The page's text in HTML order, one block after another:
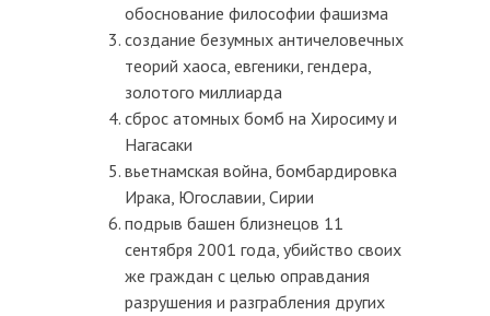
обоснование философии фашизма
создание безумных античеловечных
теорий хаоса, евгеники, гендера,
золотого миллиарда
сброс атомных бомб на Хиросиму и
Нагасаки
вьетнамская война, бомбардировка
Ирака, Югославии, Сирии
подрыв башен близнецов 11
сентября 2001 года, убийство своих
же граждан с целью оправдания
разрушения и разграбления других